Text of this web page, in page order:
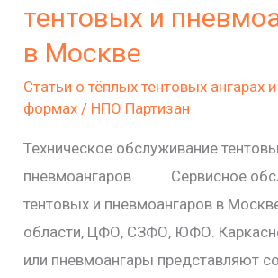
тентовых и
в Москве
Статьи о тёплых тентовых ангарах
формах / НПО Партизан
Техническое обслуживание
пневмоангаров Сервисное
тентовых и пневмоангаров в
области, ЦФО, СЗФО, ЮФО.
или пневмоангары представляют
и
в
Москве